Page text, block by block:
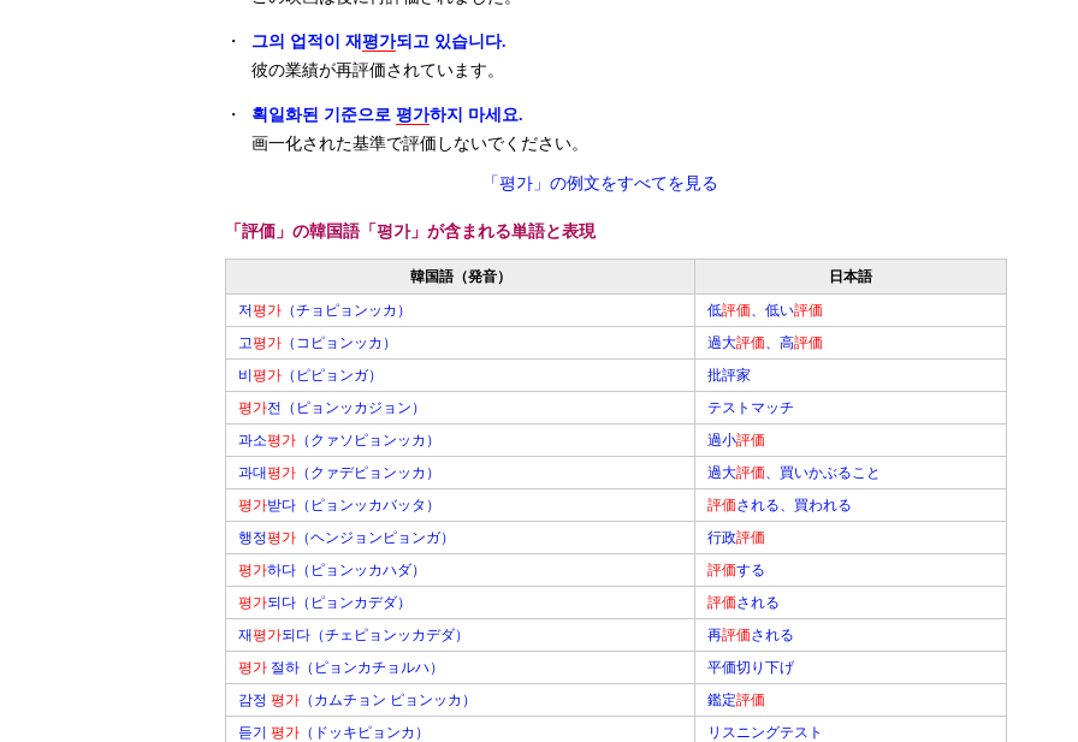
・ 그의 업적이 재 평가되고 있습니다.
彼の業績が再評価されています。
・ 획일화된 기준으로 평가하지 마세요.
画一化された基準で評価しないでください。
「평가」の例文をすべてを見る
「評価」の韓国語「평가」が含まれる単語と表現
韓国語（発音）
日本語
저평가 （チョピョンッカ） 低評価、低い評価
고평가 （コピョンッカ） 過大評価、高評価
비 평가 （ピピョンガ）
批評家
평가전（ピョンッカジョン）
テストマッチ
과소평가 （クァソピョンッカ） 過小評価
과대평가 （クァデピョンッカ） 過大評価、買いかぶること
평가받다（ピョンッカバッタ） 評価される、買われる
행정평가 （ヘンジョンピョンガ） 行政評価
평가하다（ピョンッカハダ） 評価する
평가되다（ピョンカデダ） 評価される
재평가되다（チェピョンッカデダ） 再評価される
평가 절하（ピョンカチョルハ）
平価切り下げ
감정 평가 （カムチョン ピョンッカ） 鑑定評価
듣기 평가 （ドッキピョンカ）
リスニングテスト